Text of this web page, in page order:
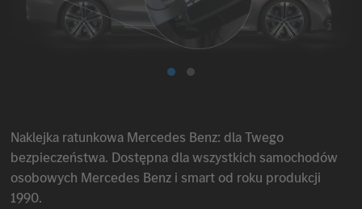
Naklejka ratunkowa Mercedes Benz: dla Twego
bezpieczeństwa. Dostępna dla wszystkich samochodów
osobowych Mercedes Benz i smart od roku produkcji
1990.